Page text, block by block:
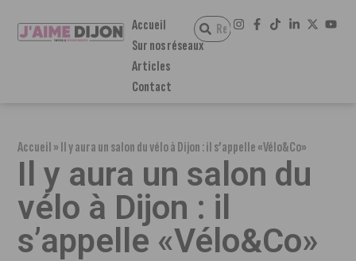
Accueil
Sur nos réseaux
Articles
Contact
Accueil»Il y aura un salon du vélo à Dijon : il s’appelle «Vélo&Co»
Il y aura un salon du
vélo à Dijon : il
s’appelle «Vélo&Co»